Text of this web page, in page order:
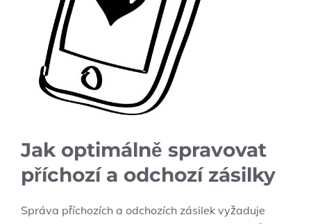
Jak optimálně spravovat
příchozí a odchozí zásilky
Správa příchozích a odchozích zásilek vyžaduje